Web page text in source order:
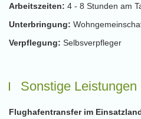
Arbeitszeiten: 4 - 8 Stunden am
Unterbringung:
Verpflegung: Selbsverpfleger
Sonstige Leistungen
Flughafentransfer im